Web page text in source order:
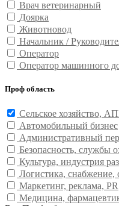
Врач ветеринарный
Доярка
Животновод
Начальник /
Оператор
Оператор машинного
Проф область
Сельское хозяйство,
Автомобильный бизнес
Административный
Безопасность, службы
Культура, индустрия
Логистика,
Маркетинг, реклама, PR
Медицина,